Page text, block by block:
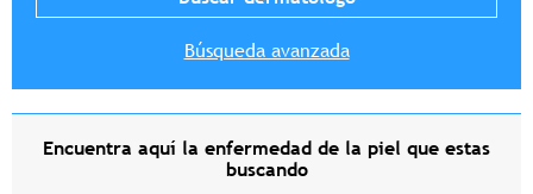
Búsqueda avanzada
Encuentra aquí la enfermedad de la piel que estas
buscando